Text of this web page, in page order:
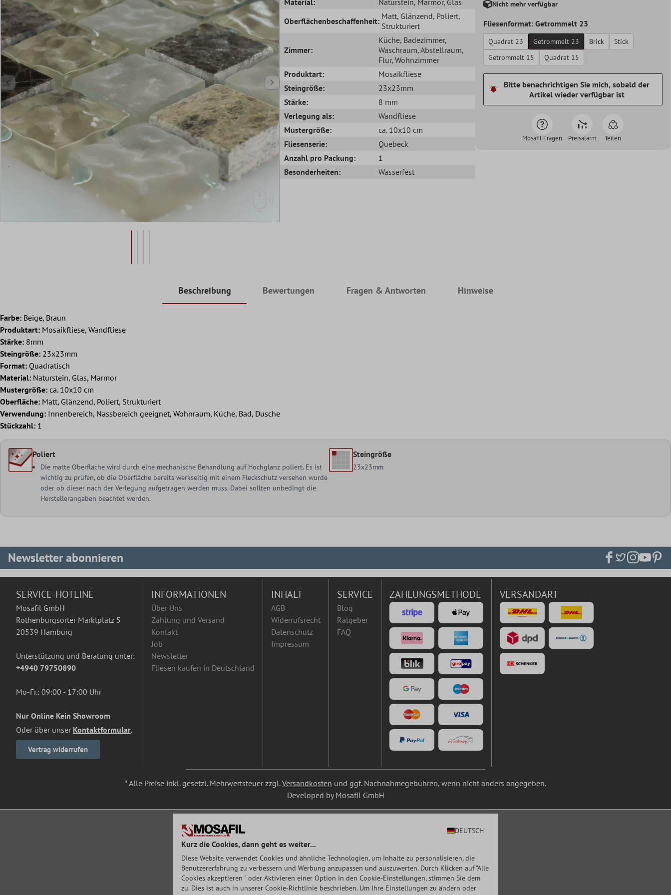
Oberflächenbeschaffenheit: Matt, Glänzend, Poliert,
Strukturiert
Zimmer:
Küche, Badezimmer,
Waschraum, Abstellraum,
Flur, Wohnzimmer
Produktart:
Mosaikfliese
Steingröße:
23x23mm
Stärke:
8 mm
Verlegung als:
Wandfliese
Mustergröße:
ca. 10x10 cm
Fliesenserie:
Quebeck
Anzahl pro Packung:
1
Besonderheiten:
Wasserfest
Nicht mehr verfügbar
Fliesenformat: Getrommelt 23
Quadrat 23 Getrommelt 23 Brick
Stick
Getrommelt 15
Quadrat 15
Bitte benachrichtigen Sie mich, sobald der
Artikel wieder verfügbar ist
Mosafil Fragen Preisalarm Teilen
Beschreibung Bewertungen Fragen & Antworten Hinweise
Farbe: Beige, Braun
Produktart: Mosaikfliese, Wandfliese
Stärke: 8mm
Steingröße: 23x23mm
Format: Quadratisch
Material: Naturstein, Glas, Marmor
Mustergröße: ca. 10x10 cm
Oberfläche: Matt, Glänzend, Poliert, Strukturiert
Verwendung: Innenbereich, Nassbereich geeignet, Wohnraum, Küche, Bad, Dusche
Stückzahl: 1
Poliert
Die matte Oberfläche wird durch eine mechanische Behandlung auf Hochglanz poliert. Es ist
wichtig zu prüfen, ob die Oberfläche bereits werkseitig mit einem Fleckschutz versehen wurde
oder ob dieser nach der Verlegung aufgetragen werden muss. Dabei sollten unbedingt die
Herstellerangaben beachtet werden.
Steingröße
23x23mm
Newsletter abonnieren
SERVICE-HOTLINE
Mosafil GmbH
Rothenburgsorter Marktplatz 5
20539 Hamburg
Unterstützung und Beratung unter:
+4940 79750890
Mo-Fr.: 09:00 - 17:00 Uhr
Nur Online Kein Showroom
Oder über unser Kontaktformular.
Vertrag widerrufen
INFORMATIONEN
Über Uns
Zahlung und Versand
Kontakt
Job
Newsletter
Fliesen kaufen in Deutschland
INHALT
AGB
Widerrufsrecht
Datenschutz
Impressum
SERVICE
Blog
Ratgeber
FAQ
ZAHLUNGSMETHODE VERSANDART
* Alle Preise inkl. gesetzl. Mehrwertsteuer zzgl.Versandkosten und ggf. Nachnahmegebühren, wenn nicht anders angegeben.
Developed by Mosafil GmbH
DEUTSCH
Kurz die Cookies, dann geht es weiter...
Diese Website verwendet Cookies und ähnliche Technologien, um Inhalte zu personalisieren, die
Benutzererfahrung zu verbessern und Werbung anzupassen und auszuwerten. Durch Klicken auf "Alle
Cookies akzeptieren " oder Aktivieren einer Option in den Cookie-Einstellungen, stimmen Sie dem
zu. Dies ist auch in unserer Cookie-Richtlinie beschrieben. Um Ihre Einstellungen zu ändern oder